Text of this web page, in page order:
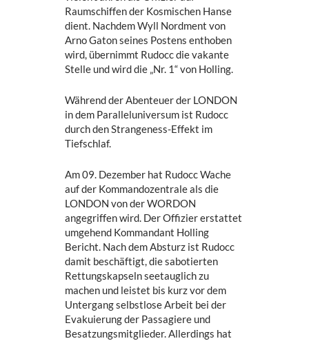
Raumschiffen der Kosmischen Hanse
dient. Nachdem Wyll Nordment von
Arno Gaton seines Postens enthoben
wird, übernimmt Rudocc die vakante
Stelle und wird die „Nr. 1“ von Holling.
Während der Abenteuer der LONDON
in dem Paralleluniversum ist Rudocc
durch den Strangeness-Effekt im
Tiefschlaf.
Am 09. Dezember hat Rudocc Wache
auf der Kommandozentrale als die
LONDON von der WORDON
angegriffen wird. Der Offizier erstattet
umgehend Kommandant Holling
Bericht. Nach dem Absturz ist Rudocc
damit beschäftigt, die sabotierten
Rettungskapseln seetauglich zu
machen und leistet bis kurz vor dem
Untergang selbstlose Arbeit bei der
Evakuierung der Passagiere und
Besatzungsmitglieder. Allerdings hat